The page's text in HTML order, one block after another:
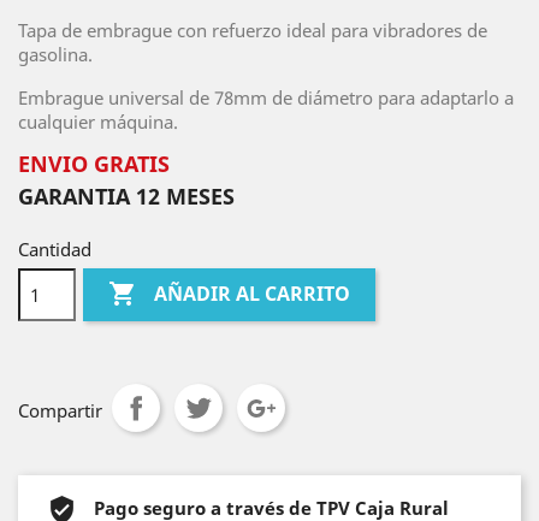
Tapa de embrague con refuerzo ideal para vibradores de
gasolina.
Embrague universal de 78mm de diámetro para adaptarlo a
cualquier máquina.
ENVIO GRATIS
GARANTIA 12 MESES
Cantidad
 AÑADIR AL CARRITO
Compartir
Pago seguro a través de TPV Caja Rural